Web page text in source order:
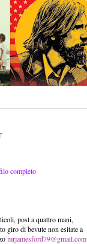
completo
post a quattro mani,
giro di bevute non esitate a
mrjamesford79@gmail.com